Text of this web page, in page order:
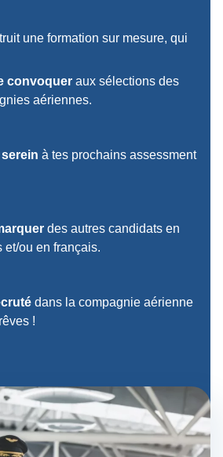
une formation sur mesure, qui
convoquer aux sélections des
aériennes.
serein à tes prochains assessment
des autres candidats en
et/ou en français.
dans la compagnie aérienne
!